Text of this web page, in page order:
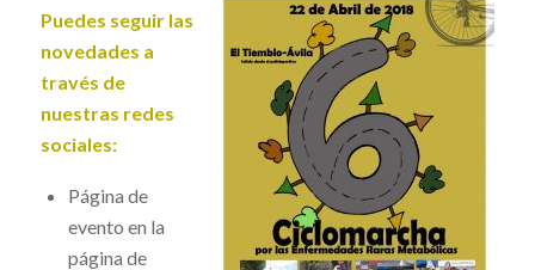
Puedes seguir las
novedades a
través de
nuestras redes
sociales:
Página de
evento en la
página de